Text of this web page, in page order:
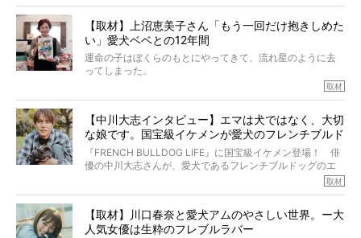
ところが、フレンチブルドッグの桃太郎は9歳で脳腫瘍を発
症し、なんと4年7ヶ月間も生き抜いたのです。旅立ったと
きの年齢は13歳と11ヶ月、レジェンド級のレジェンドでし
た。さらには、治療後3年間は一度も発作が起きなかったと
いいます。
この事実はフレンチブルドッグだけでなく、脳腫瘍と闘う
太郎のオーナーである佐藤さんご夫婦に、治療の選択やケ
アについて詳しくお話しをうかがいました。
【取材】上沼恵美子さん「もう一回だけ抱きしめた
い」愛犬ベベとの12年間
運命の子はぼくらのもとにやってきて、流れ星のように去
ってしまった。
り添いたいと思う。
その悲しみをいますぐ解消することはできないが、話をき
いて、泣いたり笑ったりするのもいいだろう。
こんな子だった、こんなにいい子だった、ほんとうに愛し
ていたと。
ぼくらは上沼恵美子さんのご自宅へ伺って、お話をきこう
と思った。
取材
【中川大志インタビュー】エマは犬ではなく、大切
な娘です。国宝級イケメンが愛犬のフレンチブルド
ッグと一緒に登場
『FRENCH BULLDOG LIFE』に国宝級イケメン登場！ 俳
優の中川大志さんが、愛犬であるフレンチブルドッグのエ
マちゃん（2歳の女の子）にメロメロとの情報を聞きつけ、
カエピソードが次から次へと飛び出しました。
取材
【取材】川口春奈と愛犬アムのやさしい世界。ー大
人気女優は生粋のフレブルラバー